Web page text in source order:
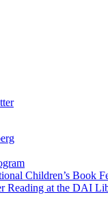
Children’s Book
Reading at the DAI